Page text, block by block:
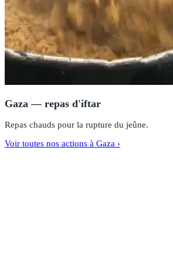
Gaza — repas d'iftar
Repas chauds pour la rupture du jeûne.
Voir toutes nos actions à Gaza ›